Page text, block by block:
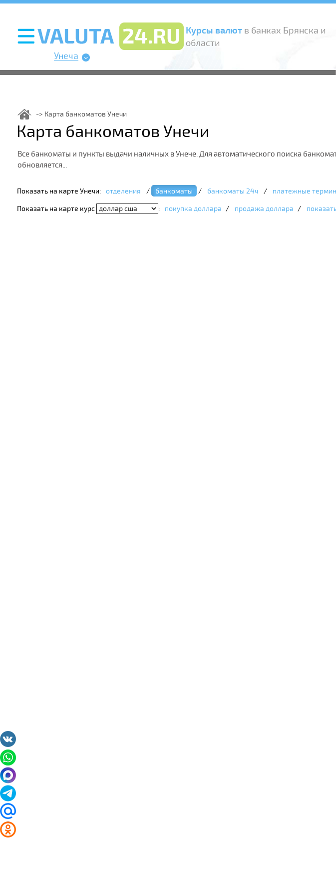
Курсы валютв банках Брянска и
области
Унеча
Карта банкоматов Унечи
Карта банкоматов Унечи
Все банкоматы и пункты выдачи наличных в Унече. Для автоматического поиска
обновляется...
Показать на карте Унечи: отделения / банкоматы / банкоматы 24ч / платежные
Показать на карте курс : покупка доллара / продажа доллара /